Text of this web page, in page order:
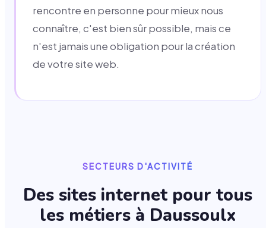
rencontre en personne pour mieux nous
connaître, c'est bien sûr possible, mais ce
n'est jamais une obligation pour la création
de votre site web.
SECTEURS D'ACTIVITÉ
Des sites internet pour tous
les métiers à Daussoulx